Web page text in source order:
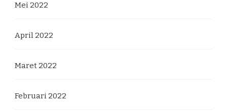
Mei 2022
April 2022
Maret 2022
Februari 2022